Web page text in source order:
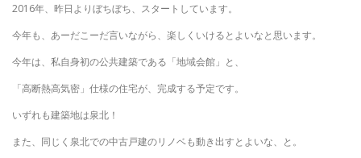
2016年、昨日よりぼちぼち、スタートしています。
今年も、あーだこーだ言いながら、楽しくいけるとよいなと思います。
今年は、私自身初の公共建築である「地域会館」と、
「高断熱高気密」仕様の住宅が、完成する予定です。
いずれも建築地は泉北！
また、同じく泉北での中古戸建のリノベも動き出すとよいな、と。